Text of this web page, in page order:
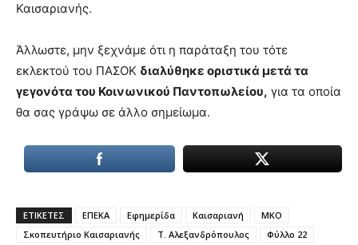
Καισαριανής.
Άλλωστε, μην ξεχνάμε ότι η παράταξη του τότε
εκλεκτού του ΠΑΣΟΚ διαλύθηκε οριστικά μετά τα
γεγονότα του Κοινωνικού Παντοπωλείου, για τα οποία
θα σας γράψω σε άλλο σημείωμα.
ΕΤΙΚΕΤΕΣ ΕΠΕΚΑ Εφημερίδα Καισαριανή
ΜΚΟ
Σκοπευτήριο Καισαριανής
Τ. Αλεξανδρόπουλος Φύλλο 22